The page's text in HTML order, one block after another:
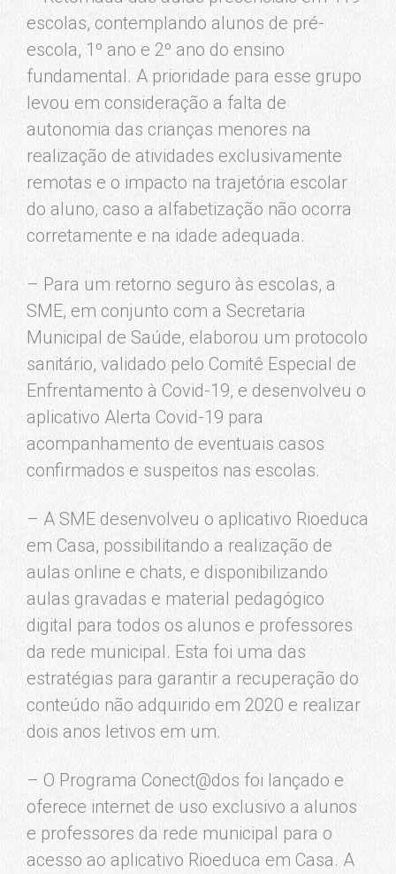
escolas, contemplando alunos de pré-
escola, 1º ano e 2º ano do ensino
fundamental. A prioridade para esse grupo
levou em consideração a falta de
autonomia das crianças menores na
realização de atividades exclusivamente
remotas e o impacto na trajetória escolar
do aluno, caso a alfabetização não ocorra
corretamente e na idade adequada.
– Para um retorno seguro às escolas, a
SME, em conjunto com a Secretaria
Municipal de Saúde, elaborou um protocolo
sanitário, validado pelo Comitê Especial de
Enfrentamento à Covid-19, e desenvolveu o
aplicativo Alerta Covid-19 para
acompanhamento de eventuais casos
confirmados e suspeitos nas escolas.
– A SME desenvolveu o aplicativo Rioeduca
em Casa, possibilitando a realização de
aulas online e chats, e disponibilizando
aulas gravadas e material pedagógico
digital para todos os alunos e professores
da rede municipal. Esta foi uma das
estratégias para garantir a recuperação do
conteúdo não adquirido em 2020 e realizar
dois anos letivos em um.
– O Programa Conect@dos foi lançado e
oferece internet de uso exclusivo a alunos
e professores da rede municipal para o
acesso ao aplicativo Rioeduca em Casa. A